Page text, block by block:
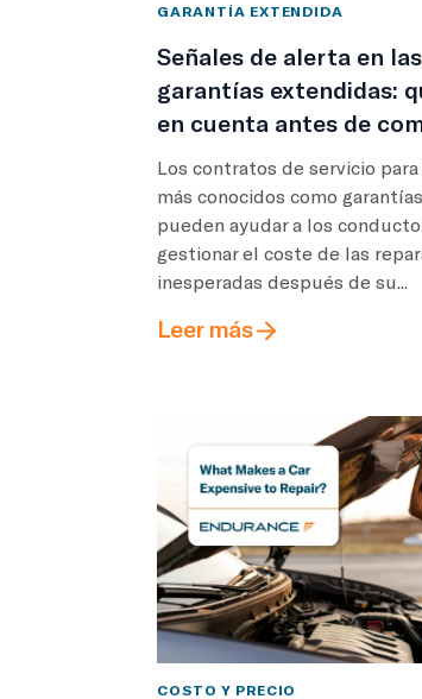
GARANTÍA EXTENDIDA
Señales de alerta en las
garantías extendidas:
en cuenta antes de
Los contratos de servicio
más conocidos como
pueden ayudar a los
gestionar el coste de las
inesperadas después de su...
Leer más
COSTO Y PRECIO